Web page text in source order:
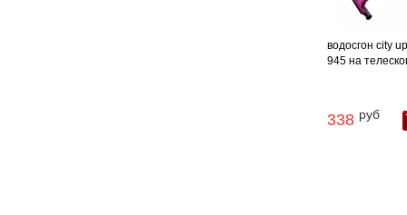
водосгон city
945 на
338 руб